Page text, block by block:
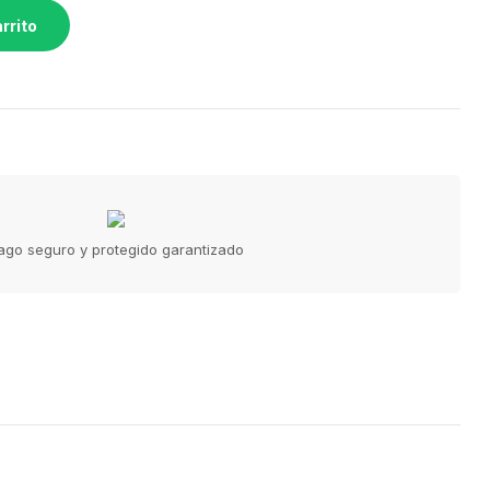
seguro y protegido garantizado